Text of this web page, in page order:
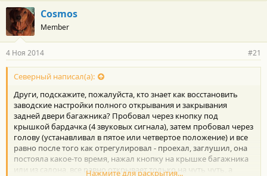
Cosmos
Member
4 Ноя 2014 #21
Северный написал(а):
Други, подскажите, пожалуйста, кто знает как восстановить
заводские настройки полного открывания и закрывания
задней двери багажника? Пробовал через кнопку под
крышкой бардачка (4 звуковых сигнала), затем пробовал через
голову (устанавливал в пятое или четвертое положение) и все
равно после того как отрегулировал - проехал, заглушил, она
постояла какое-то время, нажал кнопку на крышке багажника
или из салона, все равно открывает только на чуть чуть, а
Нажмите для раскрытия...